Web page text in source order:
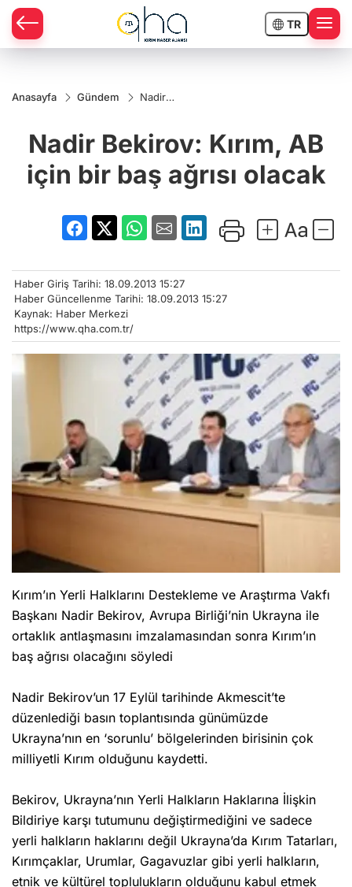
TR
Anasayfa Gündem
Nadir
AB için
bir baş
olacak
Nadir Bekirov: Kırım, AB
için bir baş ağrısı olacak
Haber Giriş Tarihi: 18.09.2013 15:27
Haber Güncellenme Tarihi: 18.09.2013 15:27
Kaynak: Haber Merkezi
https://www.qha.com.tr/
Kırım’ın Yerli Halklarını Destekleme ve Araştırma Vakfı
Başkanı Nadir Bekirov, Avrupa Birliği’nin Ukrayna ile
ortaklık antlaşmasını imzalamasından sonra Kırım’ın
baş ağrısı olacağını söyledi
Nadir Bekirov’un 17 Eylül tarihinde Akmescit’te
düzenlediği basın toplantısında günümüzde
Ukrayna’nın en ‘sorunlu’ bölgelerinden birisinin çok
milliyetli Kırım olduğunu kaydetti.
Bekirov, Ukrayna’nın Yerli Halkların Haklarına İlişkin
Bildiriye karşı tutumunu değiştirmediğini ve sadece
yerli halkların haklarını değil Ukrayna’da Kırım Tatarları,
Kırımçaklar, Urumlar, Gagavuzlar gibi yerli halkların,
etnik ve kültürel toplulukların olduğunu kabul etmek